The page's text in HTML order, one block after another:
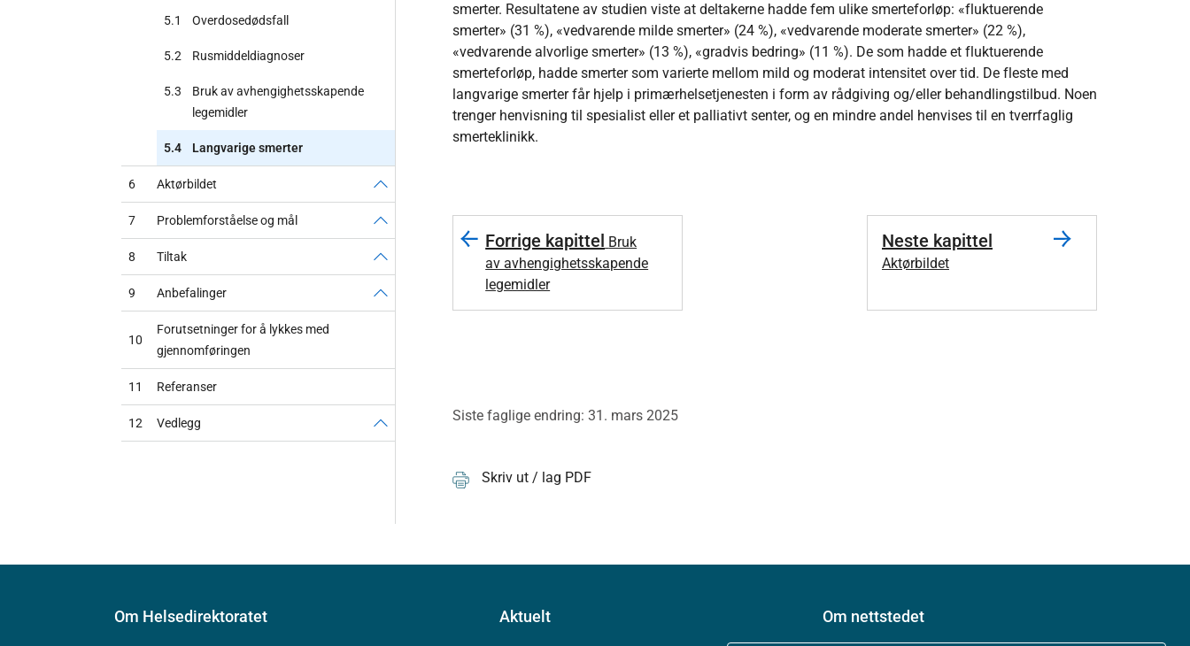
5.1 Overdosedødsfall
5.2 Rusmiddeldiagnoser
5.3
Bruk av avhengighetsskapende
legemidler
5.4 Langvarige smerter
6 Aktørbildet
7 Problemforståelse og mål
8 Tiltak
9 Anbefalinger
10
Forutsetninger for å lykkes med
gjennomføringen
11 Referanser
12 Vedlegg
smerter. Resultatene av studien viste at deltakerne hadde fem ulike smerteforløp: «fluktuerende
smerter» (31 %), «vedvarende milde smerter» (24 %), «vedvarende moderate smerter» (22 %),
«vedvarende alvorlige smerter» (13 %), «gradvis bedring» (11 %). De som hadde et fluktuerende
smerteforløp, hadde smerter som varierte mellom mild og moderat intensitet over tid. De fleste med
langvarige smerter får hjelp i primærhelsetjenesten i form av rådgiving og/eller behandlingstilbud. Noen
trenger henvisning til spesialist eller et palliativt senter, og en mindre andel henvises til en tverrfaglig
smerteklinikk.
Forrige kapittel Bruk
av avhengighetsskapende
legemidler
Neste kapittel
Aktørbildet
Siste faglige endring: 31. mars 2025
Skriv ut / lag PDF
Om Helsedirektoratet Aktuelt Om nettstedet